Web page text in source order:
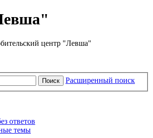
центр "Левша"
Поиск Расширенный поиск
ответов
темы